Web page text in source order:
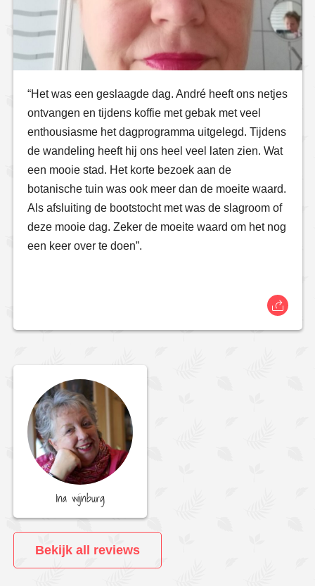
“Het was een geslaagde dag. André heeft ons netjes
ontvangen en tijdens koffie met gebak met veel
enthousiasme het dagprogramma uitgelegd. Tijdens
de wandeling heeft hij ons heel veel laten zien. Wat
een mooie stad. Het korte bezoek aan de
botanische tuin was ook meer dan de moeite waard.
Als afsluiting de bootstocht met was de slagroom of
deze mooie dag. Zeker de moeite waard om het nog
een keer over te doen”.
Ina wijnburg
Bekijk all reviews